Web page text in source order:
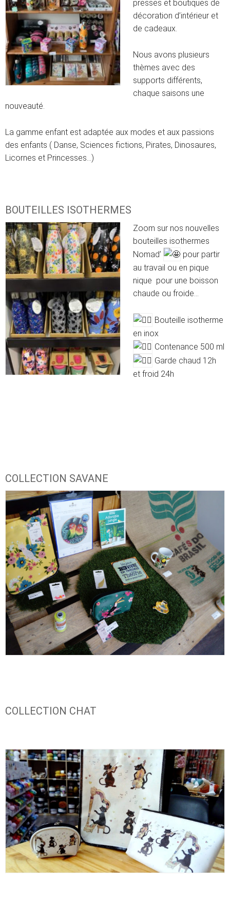
presses et boutiques de
décoration d’intérieur et
de cadeaux.
Nous avons plusieurs
thèmes avec des
supports différents,
chaque saisons une
nouveauté.
La gamme enfant est adaptée aux modes et aux passions
des enfants ( Danse, Sciences fictions, Pirates, Dinosaures,
Licornes et Princesses…)
BOUTEILLES ISOTHERMES
Zoom sur nos nouvelles
bouteilles isothermes
Nomad’
pour partir
au travail ou en pique
nique pour une boisson
chaude ou froide…
Bouteille isotherme
en inox
Contenance 500 ml
Garde chaud 12h
et froid 24h
COLLECTION SAVANE
COLLECTION CHAT